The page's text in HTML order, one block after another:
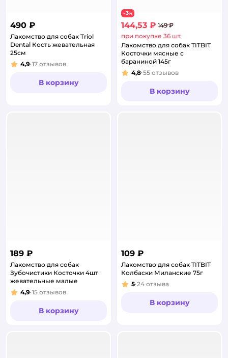
490 ₽
Лакомство для собак Triol
Dental Кость жевательная
25см
Рейтинг:
4,9 17 отзывов
В корзину
−3%
144,53 ₽ 149 ₽
при покупке 36 шт.
Лакомство для собак TITBIT
Косточки мясные с
бараниной 145г
Рейтинг:
4,8 55 отзывов
В корзину
189 ₽
Лакомство для собак
Зубочистики Косточки 4шт
жевательные малые
Рейтинг:
4,9 15 отзывов
В корзину
109 ₽
Лакомство для собак TITBIT
Колбаски Миланские 75г
Рейтинг:
5 24 отзыва
В корзину